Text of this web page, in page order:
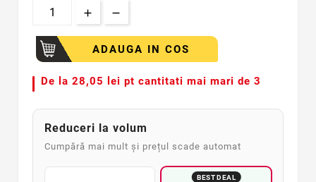
ADAUGA IN COS
De la 28,05 lei pt cantitati mai mari de 3
Reduceri la volum
Cumpără mai mult și prețul scade automat
BEST DEAL